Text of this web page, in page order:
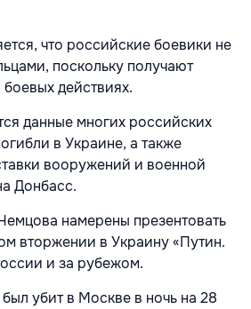
что российские боевики не
поскольку получают
боевых действиях.
данные многих российских
в Украине, а также
вооружений и военной
Донбасс.
намерены презентовать
вторжении в Украину «Путин.
и за рубежом.
убит в Москве в ночь на 28